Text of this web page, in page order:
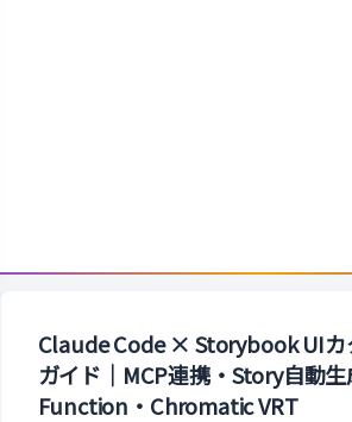
Claude Code × Storybook UIカ
ガイド｜MCP連携・Story自動
Function・Chromatic VRT